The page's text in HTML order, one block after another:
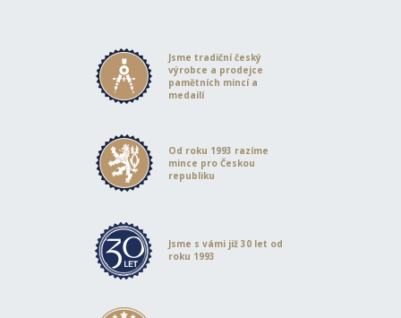
Jsme tradiční český
výrobce a prodejce
pamětních mincí a
medailí
Od roku 1993 razíme
mince pro Českou
republiku
Jsme s vámi již 30 let od
roku 1993